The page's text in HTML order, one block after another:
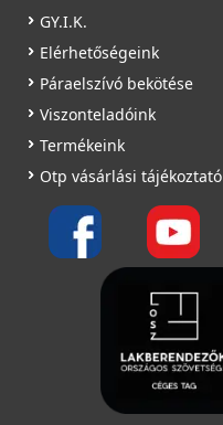
GY.I.K.
Elérhetőségeink
Páraelszívó bekötése
Viszonteladóink
Termékeink
Otp vásárlási tájékoztató